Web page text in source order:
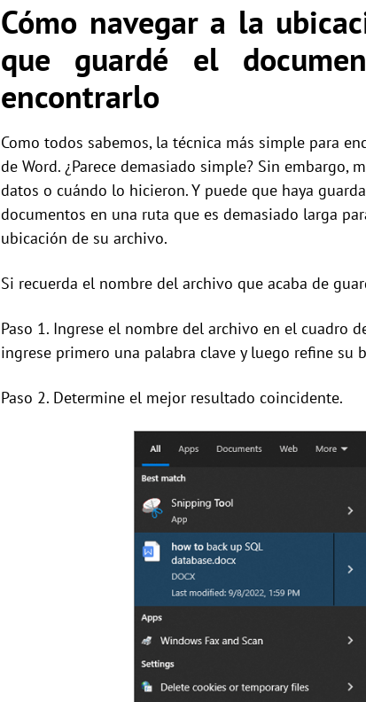
Cómo navegar a la
que guardé el
encontrarlo
Como todos sabemos, la técnica más simple para
de Word. ¿Parece demasiado simple? Sin embargo,
datos o cuándo lo hicieron. Y puede que haya
documentos en una ruta que es demasiado larga
ubicación de su archivo.
Si recuerda el nombre del archivo que acaba de
Paso 1. Ingrese el nombre del archivo en el cuadro
ingrese primero una palabra clave y luego refine su
Paso 2. Determine el mejor resultado coincidente.